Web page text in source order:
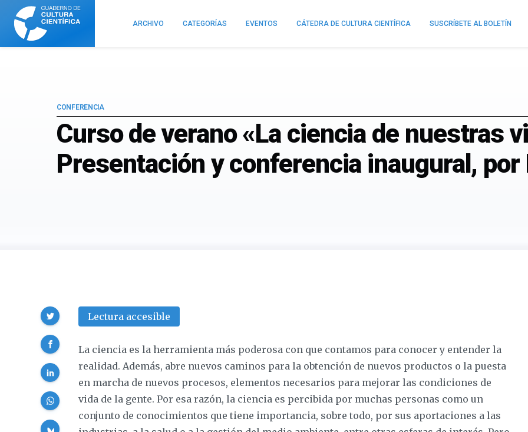
Cuaderno
Cultura
Científica
ARCHIVO CATEGORÍAS EVENTOS CÁTEDRA DE CULTURA CIENTÍFICA SUSCRÍBETE AL BOLETÍN
Curso de verano «La ciencia de nuestras
Presentación y conferencia inaugural, por
CONFERENCIA
Lectura accesible
La ciencia es la herramienta más poderosa con que contamos para conocer y entender la
realidad. Además, abre nuevos caminos para la obtención de nuevos productos o la puesta
en marcha de nuevos procesos, elementos necesarios para mejorar las condiciones de
vida de la gente. Por esa razón, la ciencia es percibida por muchas personas como un
conjunto de conocimientos que tiene importancia, sobre todo, por sus aportaciones a las
Compartir